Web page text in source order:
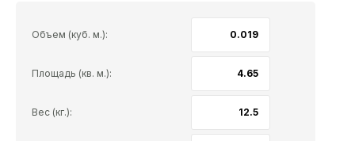
Объем (куб. м.):
Площадь (кв. м.):
Вес (кг.):